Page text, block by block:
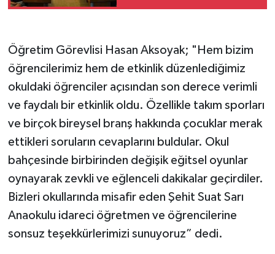
Öğretim Görevlisi Hasan Aksoyak; "Hem bizim
öğrencilerimiz hem de etkinlik düzenlediğimiz
okuldaki öğrenciler açısından son derece verimli
ve faydalı bir etkinlik oldu. Özellikle takım sporları
ve birçok bireysel branş hakkında çocuklar merak
ettikleri soruların cevaplarını buldular. Okul
bahçesinde birbirinden değişik eğitsel oyunlar
oynayarak zevkli ve eğlenceli dakikalar geçirdiler.
Bizleri okullarında misafir eden Şehit Suat Sarı
Anaokulu idareci öğretmen ve öğrencilerine
sonsuz teşekkürlerimizi sunuyoruz” dedi.